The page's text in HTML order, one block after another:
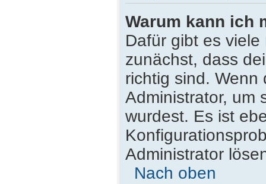
Warum kann ich
Dafür gibt es
zunächst, dass
richtig sind. Wenn
Administrator, um
wurdest. Es ist
Administrator
Nach oben